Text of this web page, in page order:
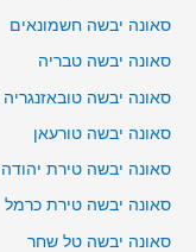
סאונה יבשה חשמונאים
סאונה יבשה טבריה
סאונה יבשה טובאזנגריה
סאונה יבשה טורעאן
סאונה יבשה טירת יהודה
סאונה יבשה טירת כרמל
סאונה יבשה טל שחר